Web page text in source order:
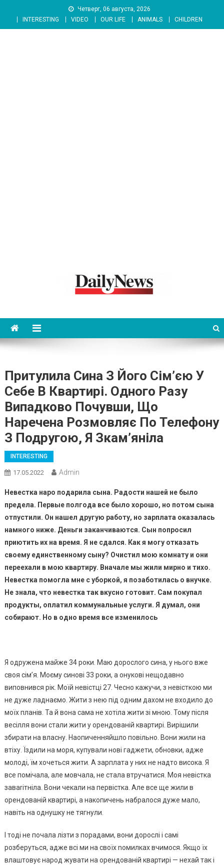
content
Четверг, 06 августа, 2026
INTERESTING
VIDEO OUR LIFE ANIMALS CHILDREN
Притулила Сина З Його Сім’єю У
Себе В Квартирі. Одного Разу
Випадково Почувши, Що
Наречена Розмовляє По Телефону
З Подругою, Я Зкам’яніла
INTERESTING
17.05.2022 Admin
Невестка наро подарила сына. Радости нашей не было
предела. Первые полгода все было хорошо, но потом сына
отпустили. Он нашел другую работу, но зарплата оказалась
намного ниже. Деньги заканчиваются. Сын попросил
приютить их на время. Я не сдался. Как я могу отказать
своему единственному сыну? Очистил мою комнату и они
переехали в мою квартиру. Вначале мы жили мирно и тихо.
Невестка помогла мне с уборкой, я позаботилась о внучке.
Не знала, что невестка так вкусно готовит. Сам покупал
продукты, оплатил коммунальные услуги. Я думал, они
собирают. Но в одно время все изменилось
Я одружена майже 34 роки. Маю дорослого сина, у нього вже
своя сім’я. Моєму синові 33 роки, а онукові нещодавно
виповнився рік. Моїй невістці 27. Чесно кажучи, з невісткою ми
не дуже ладнаємо. Жити з нею під одним дахом не входило до
моїх планів. Та й вона сама не хотіла жити зі мною. Тому після
весілля вони стали жити у орендованій квартирі. Вирішили
збирати на власну. Наопиченняйшло повільно. Вони жили на
втіху. Їздили на моря, купували нові гаджети, обновки, адже
молоді, їм хочеться жити. А зарплата у них не надто висока. Я
все помічала, але мовчала, не стала втручатися. Моя невістка
заваrітніла. Вони чекали на первістка. Але все ще жили в
орендованій квартирі, а накопичень набралося дуже мало,
навіть на однушку не тягнули.
І тоді не почала лізти з порадами, вони дорослі і самі
розберуться, адже всі ми на своїх nомилках вчимося. Якщо їх
влаштовує народ жувати на орендованій квартирі — нехай так і